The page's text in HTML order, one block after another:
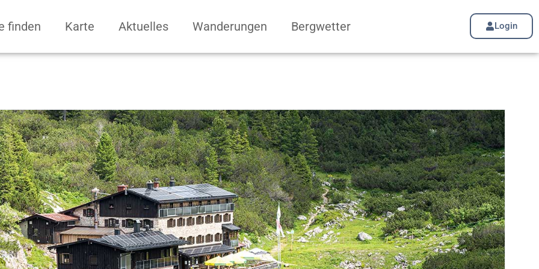
finden Karte Aktuelles Wanderungen Bergwetter Login